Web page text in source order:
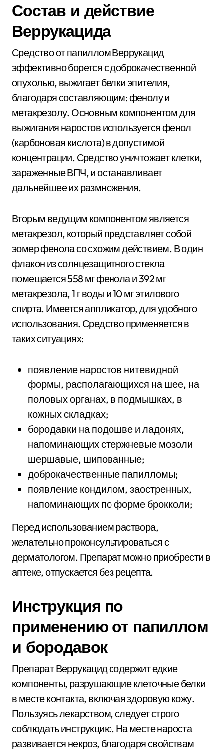
Состав и действие
Веррукацида
Средство от папиллом Веррукацид
эффективно борется с доброкачественной
опухолью, выжигает белки эпителия,
благодаря составляющим: фенолу и
метакрезолу. Основным компонентом для
выжигания наростов используется фенол
(карбоновая кислота) в допустимой
концентрации. Средство уничтожает клетки,
зараженные ВПЧ, и останавливает
дальнейшее их размножения.
Вторым ведущим компонентом является
метакрезол, который представляет собой
эомер фенола со схожим действием. В один
флакон из солнцезащитного стекла
помещается 558 мг фенола и 392 мг
метакрезола, 1 г воды и 10 мг этилового
спирта. Имеется аппликатор, для удобного
использования. Средство применяется в
таких ситуациях:
появление наростов нитевидной
формы, располагающихся на шее, на
половых органах, в подмышках, в
кожных складках;
бородавки на подошве и ладонях,
напоминающих стержневые мозоли
шершавые, шипованные;
доброкачественные папилломы;
появление кондилом, заостренных,
напоминающих по форме брокколи;
Перед использованием раствора,
желательно проконсультироваться с
дерматологом. Препарат можно приобрести в
аптеке, отпускается без рецепта.
Инструкция по
применению от папиллом
и бородавок
Препарат Веррукацид содержит едкие
компоненты, разрушающие клеточные белки
в месте контакта, включая здоровую кожу.
Пользуясь лекарством, следует строго
соблюдать инструкцию. На месте нароста
развивается некроз, благодаря свойствам